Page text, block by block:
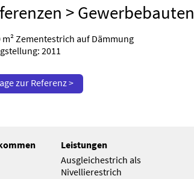
>Gewerbebauten
m² Zementestrich auf Dämmung
2011
zur Referenz >
Leistungen
Ausgleichestrich als
Nivellierestrich